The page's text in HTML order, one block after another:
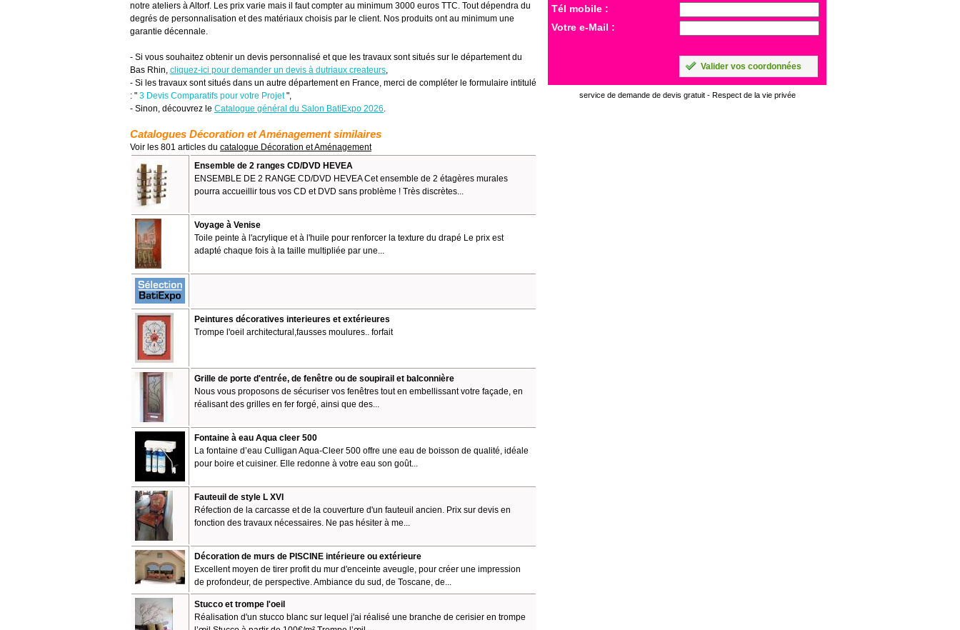
notre ateliers à Altorf. Les prix varie mais il faut compter au minimum 3000 euros TTC. Tout dépendra du
degrés de personnalisation et des matériaux choisis par le client. Nos produits ont au minimum une
garantie décennale.
- Si vous souhaitez obtenir un devis personnalisé et que les travaux sont situés sur le département du
Bas Rhin, cliquez-ici pour demander un devis à dutriaux createurs,
- Si les travaux sont situés dans un autre département en France, merci de compléter le formulaire intitulé
: " 3 Devis Comparatifs pour votre Projet",
- Sinon, découvrez le Catalogue général du Salon BatiExpo 2026.
Catalogues Décoration et Aménagement similaires
Voir les 801 articles du catalogue Décoration et Aménagement
Ensemble de 2 ranges CD/DVD HEVEA
ENSEMBLE DE 2 RANGE CD/DVD HEVEA Cet ensemble de 2 étagères murales
pourra accueillir tous vos CD et DVD sans problème ! Très discrètes...
Voyage à Venise
Toile peinte à l'acrylique et à l'huile pour renforcer la texture du drapé Le prix est
adapté chaque fois à la taille multipliée par une...
Peintures décoratives interieures et extérieures
Trompe l'oeil architectural,fausses moulures.. forfait
Grille de porte d'entrée, de fenêtre ou de soupirail et balconnière
Nous vous proposons de sécuriser vos fenêtres tout en embellissant votre façade, en
réalisant des grilles en fer forgé, ainsi que des...
Fontaine à eau Aqua cleer 500
La fontaine d’eau Culligan Aqua-Cleer 500 offre une eau de boisson de qualité, idéale
pour boire et cuisiner. Elle redonne à votre eau son goût...
Fauteuil de style L XVI
Réfection de la carcasse et de la couverture d'un fauteuil ancien. Prix sur devis en
fonction des travaux nécessaires. Ne pas hésiter à me...
Décoration de murs de PISCINE intérieure ou extérieure
Excellent moyen de tirer profit du mur d'enceinte aveugle, pour créer une impression
de profondeur, de perspective. Ambiance du sud, de Toscane, de...
Stucco et trompe l'oeil
Réalisation d'un stucco blanc sur lequel j'ai réalisé une branche de cerisier en trompe
Tél mobile :
Votre e-Mail :
Valider vos coordonnées
service de demande de devis gratuit - Respect de la vie privée